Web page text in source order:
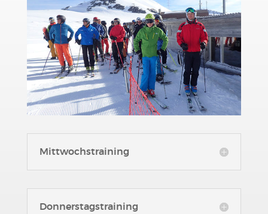
Mittwochstraining
Donnerstagstraining